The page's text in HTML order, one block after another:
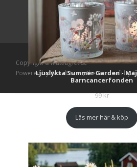
Ljuslykta Summer Garden -
Barncancerfonden
99kr
Läs mer här & köp
Copyright © Mattlagret.se
Powered by WordPress, Themei-craftby